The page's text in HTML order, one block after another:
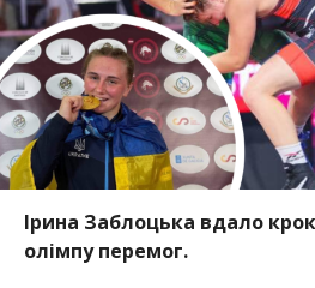
Ірина Заблоцька вдало
олімпу перемог.